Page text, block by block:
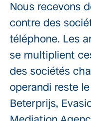
Nous recevons
contre des
téléphone. Les
se multiplient
des sociétés
operandi reste
Beterprijs,